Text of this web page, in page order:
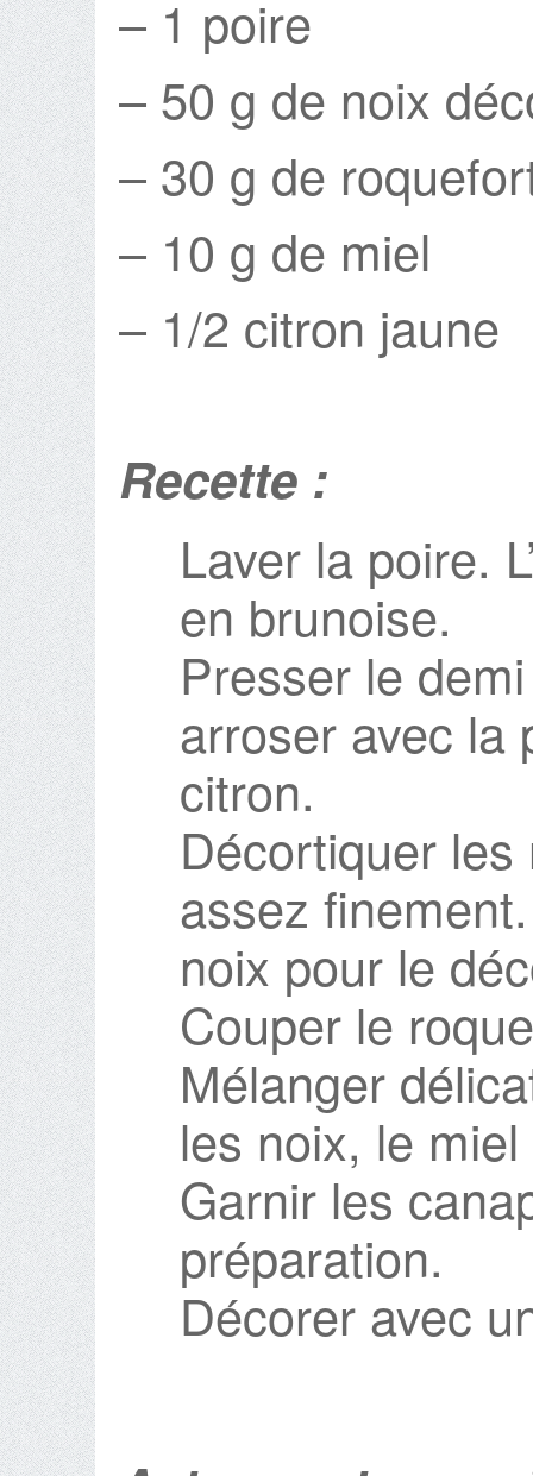
– 1 poire
– 50 g de noix
– 30 g de
– 10 g de miel
– 1/2 citron jaune
Recette :
Laver la poire.
en brunoise.
Presser le
arroser avec la
citron.
Décortiquer
assez
noix pour le
Couper le
Mélanger
les noix, le
Garnir les
préparation.
Décorer avec